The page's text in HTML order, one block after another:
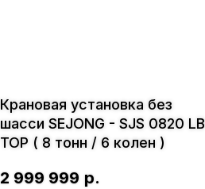
Крановая установка без
шасси SEJONG - SJS 0820 LB
TOP ( 8 тонн / 6 колен )
2 999 999 р.